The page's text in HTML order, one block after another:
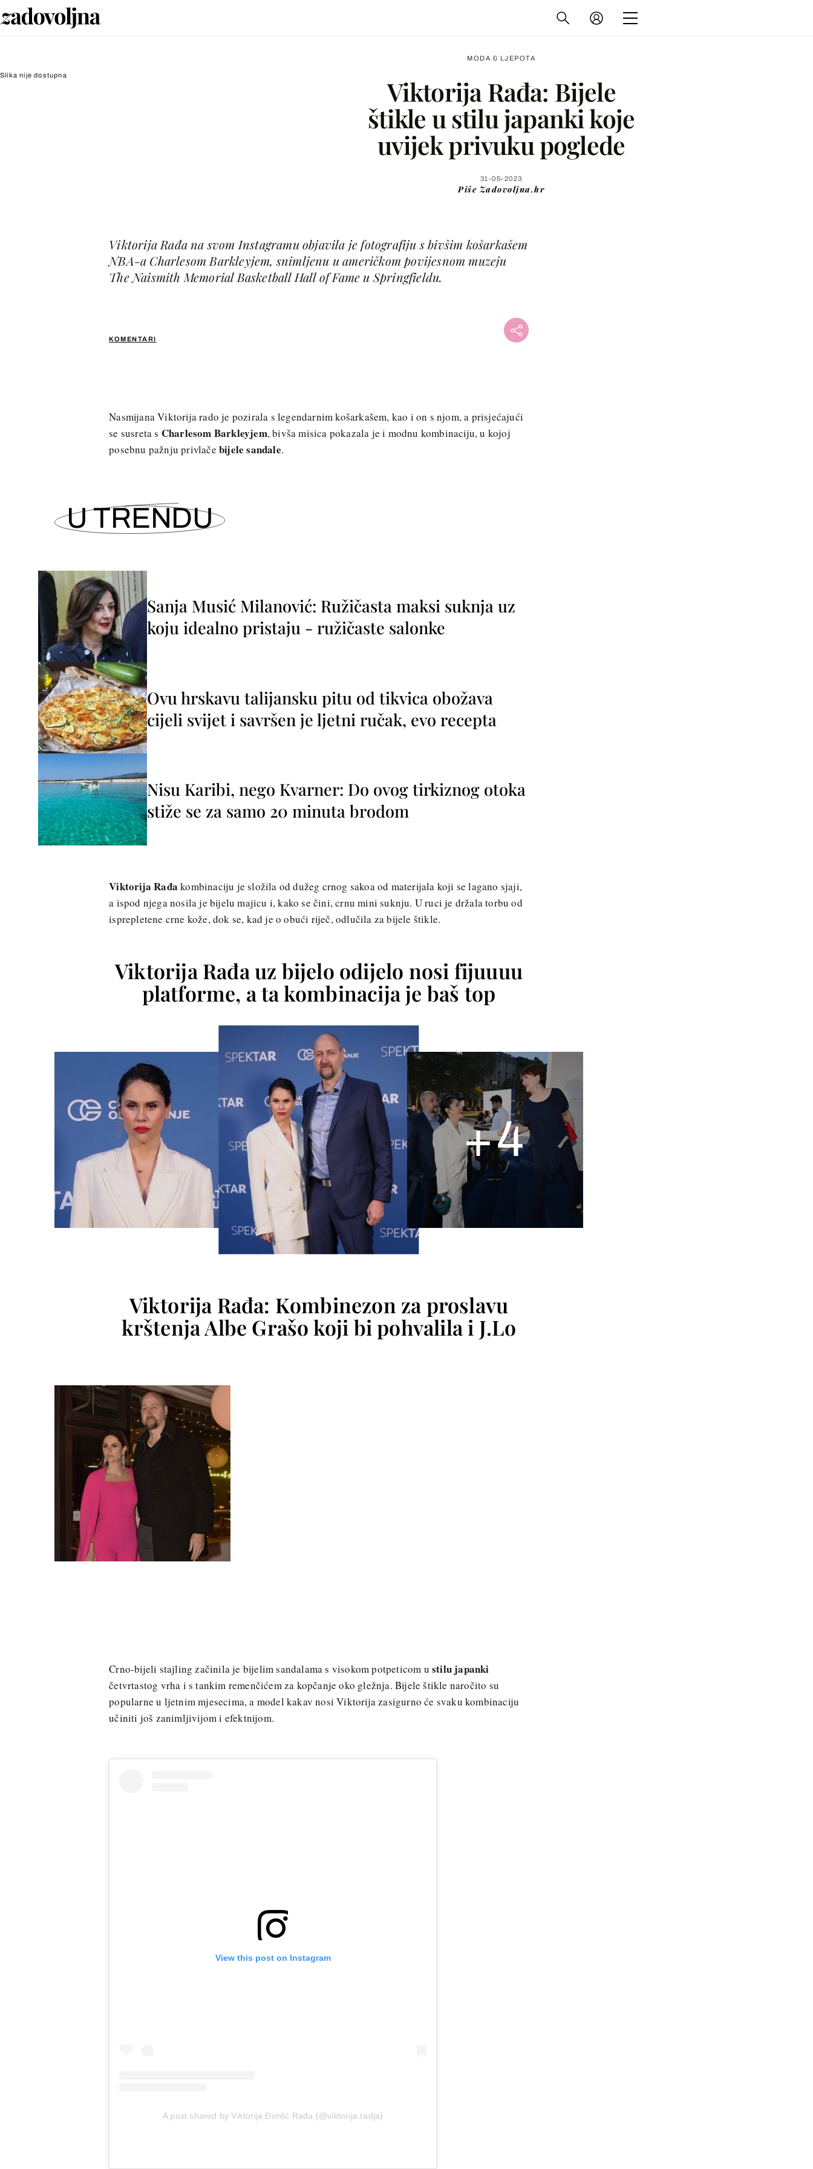
Slika nije dostupna
MODA & LJEPOTA
Viktorija Rađa: Bijele
štikle u stilu japanki koje
uvijek privuku poglede
31-05-2023
Piše Zadovoljna.hr
KOMENTARI
Viktorija Rađa na svom Instagramu objavila je fotografiju s bivšim košarkašem
NBA-a Charlesom Barkleyjem, snimljenu u američkom povijesnom muzeju
The Naismith Memorial Basketball Hall of Fame u Springfieldu.
Facebook
Viber
Nasmijana Viktorija rado je pozirala s legendarnim košarkašem, kao i on s njom, a prisjećajući
se susreta s Charlesom Barkleyjem, bivša misica pokazala je i modnu kombinaciju, u kojoj
posebnu pažnju privlače bijele sandale.
U TRENDU
Sanja Musić Milanović: Ružičasta maksi suknja uz
koju idealno pristaju - ružičaste salonke
Ovu hrskavu talijansku pitu od tikvica obožava
cijeli svijet i savršen je ljetni ručak, evo recepta
Nisu Karibi, nego Kvarner: Do ovog tirkiznog otoka
stiže se za samo 20 minuta brodom
Viktorija Rađa kombinaciju je složila od dužeg crnog sakoa od materijala koji se lagano sjaji,
a ispod njega nosila je bijelu majicu i, kako se čini, crnu mini suknju. U ruci je držala torbu od
isprepletene crne kože, dok se, kad je o obući riječ, odlučila za bijele štikle.
Viktorija Rađa uz bijelo odijelo nosi fijuuuu
platforme, a ta kombinacija je baš top
+4
Viktorija Rađa: Kombinezon za proslavu
krštenja Albe Grašo koji bi pohvalila i J.Lo
Crno-bijeli stajling začinila je bijelim sandalama s visokom potpeticom u stilu japanki
četvrtastog vrha i s tankim remenčićem za kopčanje oko gležnja. Bijele štikle naročito su
popularne u ljetnim mjesecima, a model kakav nosi Viktorija zasigurno će svaku kombinaciju
učiniti još zanimljivijom i efektnijom.
View this post on Instagram
A post shared by Viktorija Đonlić Rađa (@viktorija.radja)